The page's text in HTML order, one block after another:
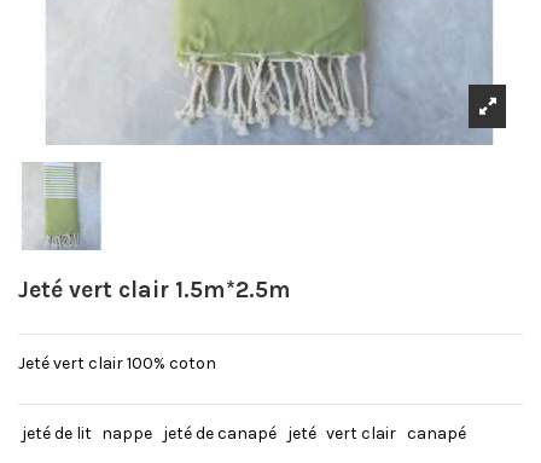
Jeté vert clair 1.5m*2.5m
Jeté vert clair 100% coton
jeté de lit nappe jeté de canapé jeté vert clair canapé